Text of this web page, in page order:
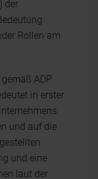
der
Rollen am
ADP
in erster
und auf die
und eine
laut der